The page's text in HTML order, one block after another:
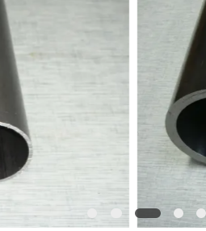
SEITENVERZEICHNIS
DATENSCHUTZ-
BESTIMMUNGEN